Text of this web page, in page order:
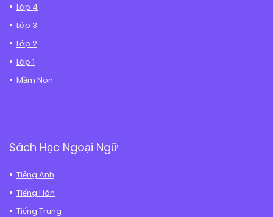
Lớp 4
Lớp 3
Lớp 2
Lớp 1
Mầm Non
Sách Học Ngoại Ngữ
Tiếng Anh
Tiếng Hàn
Tiếng Trung